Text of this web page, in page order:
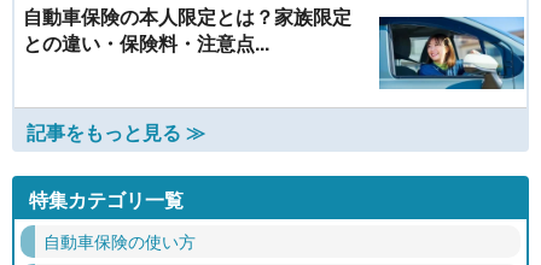
自動車保険の本人限定とは？家族限定
との違い・保険料・注意点...
記事をもっと見る ≫
特集カテゴリ一覧
自動車保険の使い方